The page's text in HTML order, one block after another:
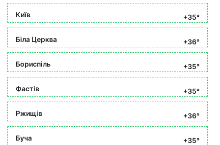
Київ +35°
Біла Церква +36°
Бориспіль +35°
Фастів +35°
Ржищів +36°
Буча
+35°